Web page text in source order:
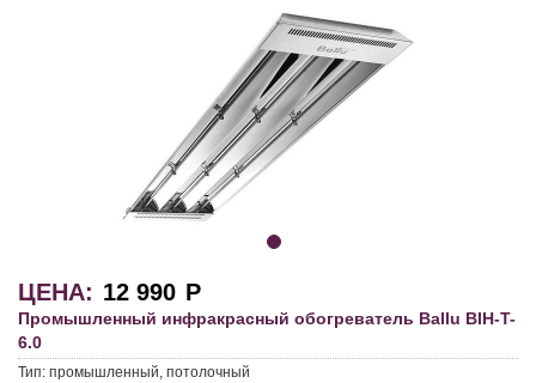
ЦЕНА: 12 990 Р
Промышленный инфракрасный обогреватель Ballu BIH-T-
6.0
Тип: промышленный, потолочный